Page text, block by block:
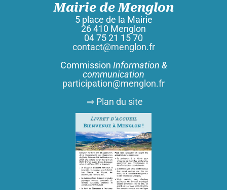
Mairie de Menglon
5 place de la Mairie
26 410 Menglon
04 75 21 15 70
contact@menglon.fr
Commission Information &
communication
participation@menglon.fr
⇒ Plan du site